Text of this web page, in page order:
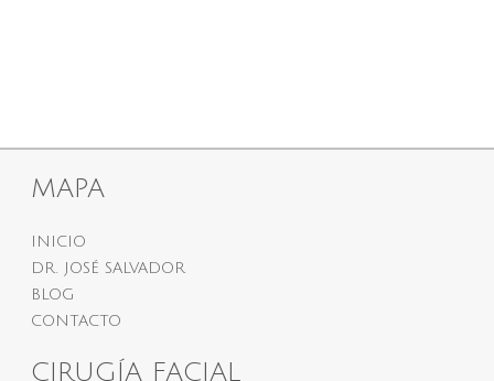
MAPA
INICIO
DR. JOSÉ SALVADOR
BLOG
CONTACTO
CIRUGÍA FACIAL